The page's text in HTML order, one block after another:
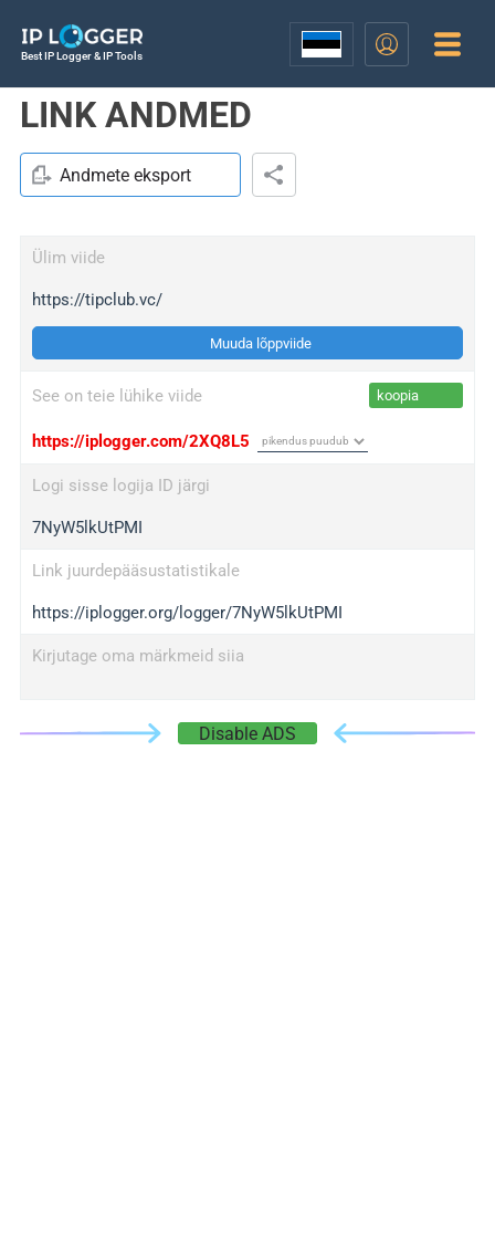
Best IP Logger & IP Tools
LINK ANDMED
Andmete eksport
Ülim viide
https://tipclub.vc/
Muuda lõppviide
See on teie lühike viide koopia
https://iplogger.com/2XQ8L5
Logi sisse logija ID järgi
7NyW5lkUtPMI
Link juurdepääsustatistikale
https://iplogger.org/logger/7NyW5lkUtPMI
Kirjutage oma märkmeid siia
Disable ADS